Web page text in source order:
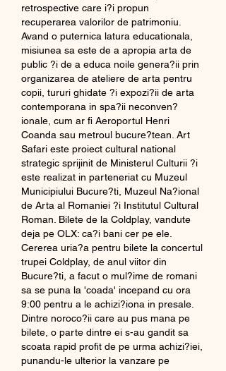
retrospective care i?i propun
recuperarea valorilor de patrimoniu.
Avand o puternica latura educationala,
misiunea sa este de a apropia arta de
public ?i de a educa noile genera?ii prin
organizarea de ateliere de arta pentru
copii, tururi ghidate ?i expozi?ii de arta
contemporana in spa?ii neconven?
ionale, cum ar fi Aeroportul Henri
Coanda sau metroul bucure?tean. Art
Safari este proiect cultural national
strategic sprijinit de Ministerul Culturii ?i
este realizat in parteneriat cu Muzeul
Municipiului Bucure?ti, Muzeul Na?ional
de Arta al Romaniei ?i Institutul Cultural
Roman. Bilete de la Coldplay, vandute
deja pe OLX: ca?i bani cer pe ele.
Cererea uria?a pentru bilete la concertul
trupei Coldplay, de anul viitor din
Bucure?ti, a facut o mul?ime de romani
sa se puna la 'coada' incepand cu ora
9:00 pentru a le achizi?iona in presale.
Dintre noroco?ii care au pus mana pe
bilete, o parte dintre ei s-au gandit sa
scoata rapid profit de pe urma achizi?iei,
punandu-le ulterior la vanzare pe